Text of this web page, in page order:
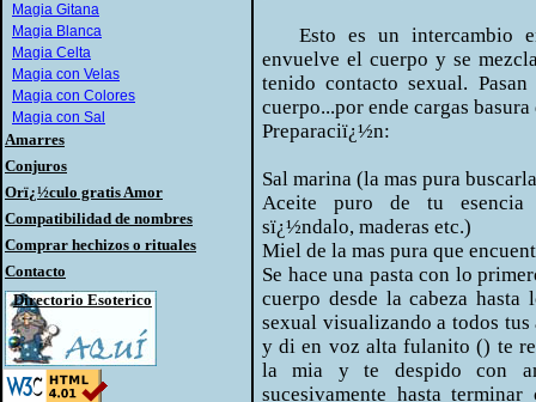
Magia Gitana
Magia Blanca
Magia Celta
Magia con Velas
Magia con Colores
Magia con Sal
Amarres
Conjuros
Orï¿½culo gratis Amor
Compatibilidad de nombres
Comprar hechizos o rituales
Contacto
Directorio Esoterico
Esto es un intercambio
envuelve el cuerpo y se
tenido contacto sexual.
cuerpo...por ende cargas
Preparaciï¿½n:
Sal marina (la mas pura
Aceite puro de tu esencia
sï¿½ndalo, maderas etc.)
Miel de la mas pura que
Se hace una pasta con lo
cuerpo desde la cabeza
sexual visualizando a todos tus
y di en voz alta fulanito () te
la mia y te despido con
sucesivamente hasta